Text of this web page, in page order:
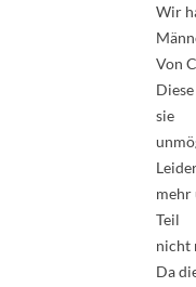
Wir
Von
sie
mehr
Teil
nicht
Da